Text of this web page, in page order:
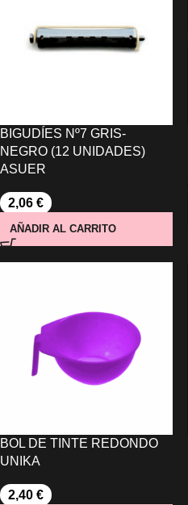
BIGUDÍES Nº7 GRIS-
NEGRO (12 UNIDADES)
ASUER
2,06 €
AÑADIR AL CARRITO
BOL DE TINTE REDONDO
UNIKA
2,40 €